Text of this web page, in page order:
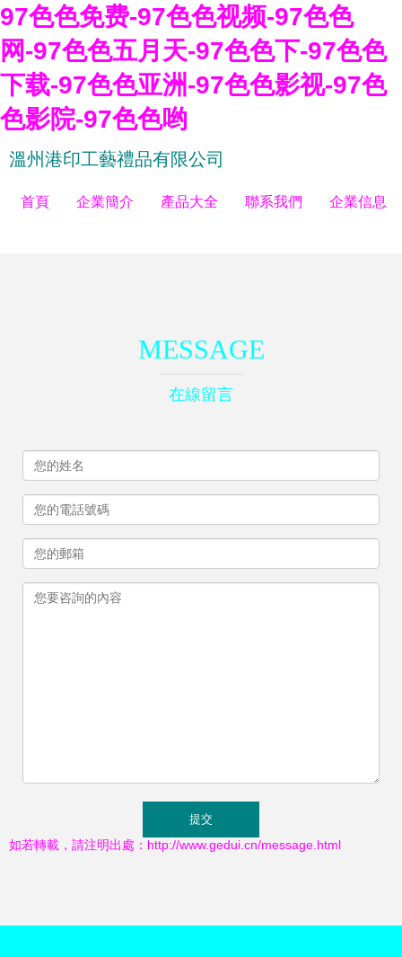
97色色免费-97色色视频-97色色
网-97色色五月天-97色色下-97色色
下载-97色色亚洲-97色色影视-97色
色影院-97色色哟
溫州港印工藝禮品有限公司
首頁 企業簡介 產品大全 聯系我們 企業信息
MESSAGE
在線留言
如若轉載，請注明出處：http://www.gedui.cn/message.html